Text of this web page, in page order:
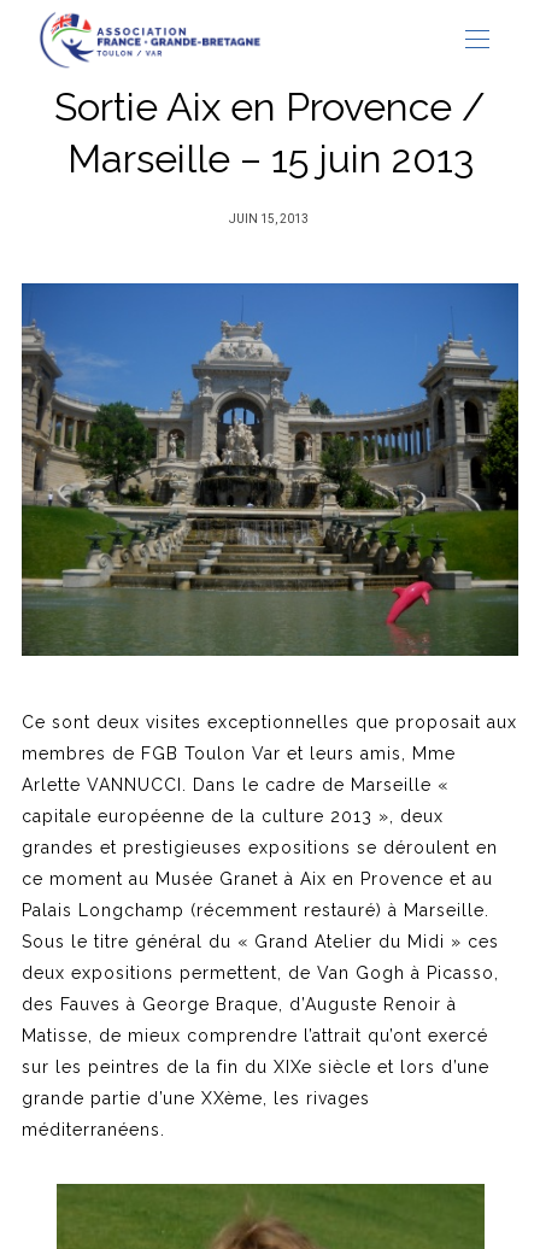
Sortie Aix en Provence /
Marseille – 15 juin 2013
PUBLIÉ
JUIN 15, 2013
Ce sont deux visites exceptionnelles que proposait aux
membres de FGB Toulon Var et leurs amis, Mme
Arlette VANNUCCI. Dans le cadre de Marseille «
capitale européenne de la culture 2013 », deux
grandes et prestigieuses expositions se déroulent en
ce moment au Musée Granet à Aix en Provence et au
Palais Longchamp (récemment restauré) à Marseille.
Sous le titre général du « Grand Atelier du Midi » ces
deux expositions permettent, de Van Gogh à Picasso,
des Fauves à George Braque, d’Auguste Renoir à
Matisse, de mieux comprendre l’attrait qu’ont exercé
sur les peintres de la fin du XIXe siècle et lors d’une
grande partie d’une XXème, les rivages
méditerranéens.